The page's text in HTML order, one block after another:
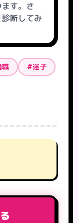
す。さ
断してみ
#迷子